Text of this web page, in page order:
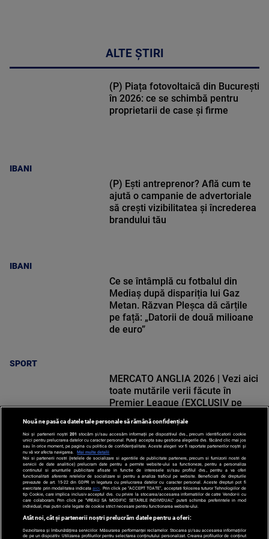
ALTE ȘTIRI
IBANI
(P) Piața fotovoltaică din București
în 2026: ce se schimbă pentru
proprietarii de case și firme
IBANI
(P) Ești antreprenor? Află cum te
ajută o campanie de advertoriale
să crești vizibilitatea și încrederea
brandului tău
SPORT
Ce se întâmplă cu fotbalul din
Mediaș după dispariția lui Gaz
Metan. Răzvan Pleșca dă cărțile
pe față: „Datorii de două milioane
de euro”
SPORT
MERCATO ANGLIA 2026 | Vezi aici
toate mutările verii făcute în
Premier League (EXCLUSIV pe
Nouă ne pasă ca datele tale personale să rămână confidențiale
Noi și partenerii noștri 201 stocăm și/sau accesăm informații pe dispozitivul dvs., precum identificatorii cookie
unici pentru prelucrarea datelor cu caracter personal. Puteți accepta sau gestiona alegerile dvs. făcând clic mai jos
sau în orice moment, pe pagina cu politica de confidențialitate. Aceste alegeri vor fi raportate partenerilor noștri și
nu vă vor afecta navigarea.
Mai multe detalii
Noi si partenerii nostri (retelele de socializare si agentiile de publicitate partenere, precum si furnizorii nostri de
servicii de date analitice) prelucram date pentru a permite website-ului sa functioneze, pentru a personaliza
continutul si anunturile publicitare afisate in functie de interesele si/sau profilul dvs., pentru a va oferi
functionalitati aferente retelelor de socializare si pentru a analiza traficul pe website. Beneficiati de drepturile
prevazute de art. 15-22 din GDPR in legatura cu prelucrarea datelor cu caracter personal. Aceste drepturi pot fi
exercitate prin modalitatea indicataaici . Prin click pe “ACCEPT TOATE”, acceptati folosirea tuturor Tehnologiilor de
tip Cookie, care implica inclusiv acceptul dvs. cu privire la stocarea/accesarea informatiilor de catre Vendor-ii cu
care colaboram. Prin click pe “VREAU SA MODIFIC SETARILE INDIVIDUAL” puteti schimba preferintele in mod
individual, mai putin cele legate de cookie strict necesare pentru functionarea website-ului.
Atât noi, cât și partenerii noștri prelucrăm datele pentru a oferi:
Dezvoltarea și îmbunătățirea serviciilor. Măsurarea performanței reclamelor. Stocarea și/sau accesarea informațiilor
de pe un dispozitiv. Utilizarea profilurilor pentru selectarea conținutului personalizat. Crearea profilurilor de conținut